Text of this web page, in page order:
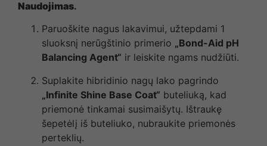
Naudojimas.
Paruoškite nagus lakavimui, užtepdami 1
sluoksnį nerūgštinio primerio „Bond-Aid pH
Balancing Agent“ ir leiskite ngams nudžiūti.
Suplakite hibridinio nagų lako pagrindo
„Infinite Shine Base Coat“ buteliuką, kad
priemonė tinkamai susimaišytų. Ištraukę
šepetėlį iš buteliuko, nubraukite priemonės
perteklių.